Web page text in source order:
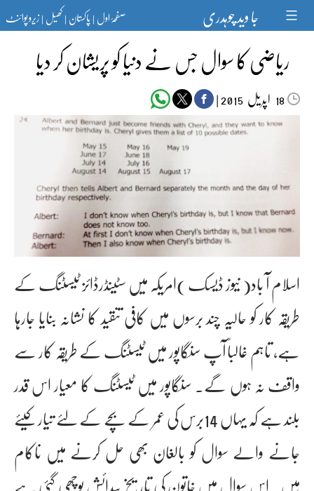
content جا وید چوہدری صفحۂ اول|پاکستان|کھیل|زیرو پوائنٹ
ریاضی کا سوال جس نے دنیا کو پریشان کر دیا
18 اپریل‬‮ |
اسلام آ باد( نیوز ڈیسک )امریکہ میں سٹینڈرڈائز ٹیسٹنگ کے
طریقہ کار کو حالیہ چند برسوں میں کافی تنقید کا نشانہ بنایا جارہا
ہے، تاہم غالباً آپ سنگاپور میں ٹیسٹنگ کے طریقہ کار سے
واقف نہ ہوں گے۔ سنگاپور میں ٹیسٹنگ کا معیار اس قدر
بلند ہے کہ یہاں 14برس کی عمر کے بچے کے لئے تیار کیئے
جانے والے سوال کو بالغان بھی حل کرنے میں ناکام